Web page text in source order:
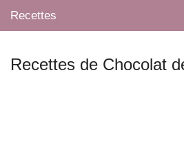
Recettes
Recettes de Chocolat